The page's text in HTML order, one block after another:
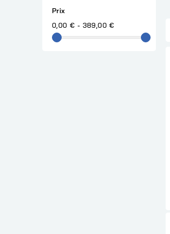
Prix
0,00 € - 389,00 €